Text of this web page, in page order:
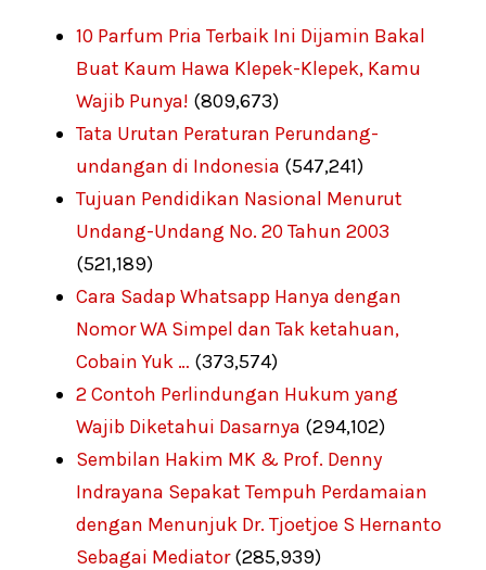
10 Parfum Pria Terbaik Ini Dijamin Bakal
Buat Kaum Hawa Klepek-Klepek, Kamu
Wajib Punya! (809,673)
Tata Urutan Peraturan Perundang-
undangan di Indonesia (547,241)
Tujuan Pendidikan Nasional Menurut
Undang-Undang No. 20 Tahun 2003
(521,189)
Cara Sadap Whatsapp Hanya dengan
Nomor WA Simpel dan Tak ketahuan,
Cobain Yuk … (373,574)
2 Contoh Perlindungan Hukum yang
Wajib Diketahui Dasarnya (294,102)
Sembilan Hakim MK & Prof. Denny
Indrayana Sepakat Tempuh Perdamaian
dengan Menunjuk Dr. Tjoetjoe S Hernanto
Sebagai Mediator (285,939)